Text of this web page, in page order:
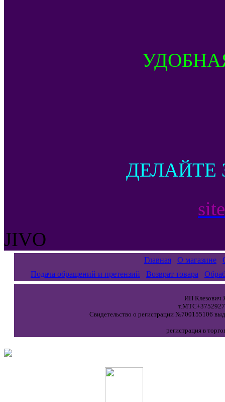
ДЕЛАЙТЕ
JIVO
Главная О магазине
Подача обращений и претензий
Возврат товара
ИП Клезович
Свидетельство о регистрации №700155106
регистрация в